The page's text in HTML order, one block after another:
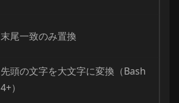
末尾一致のみ置換
先頭の文字を大文字に変換（Bash
4+）